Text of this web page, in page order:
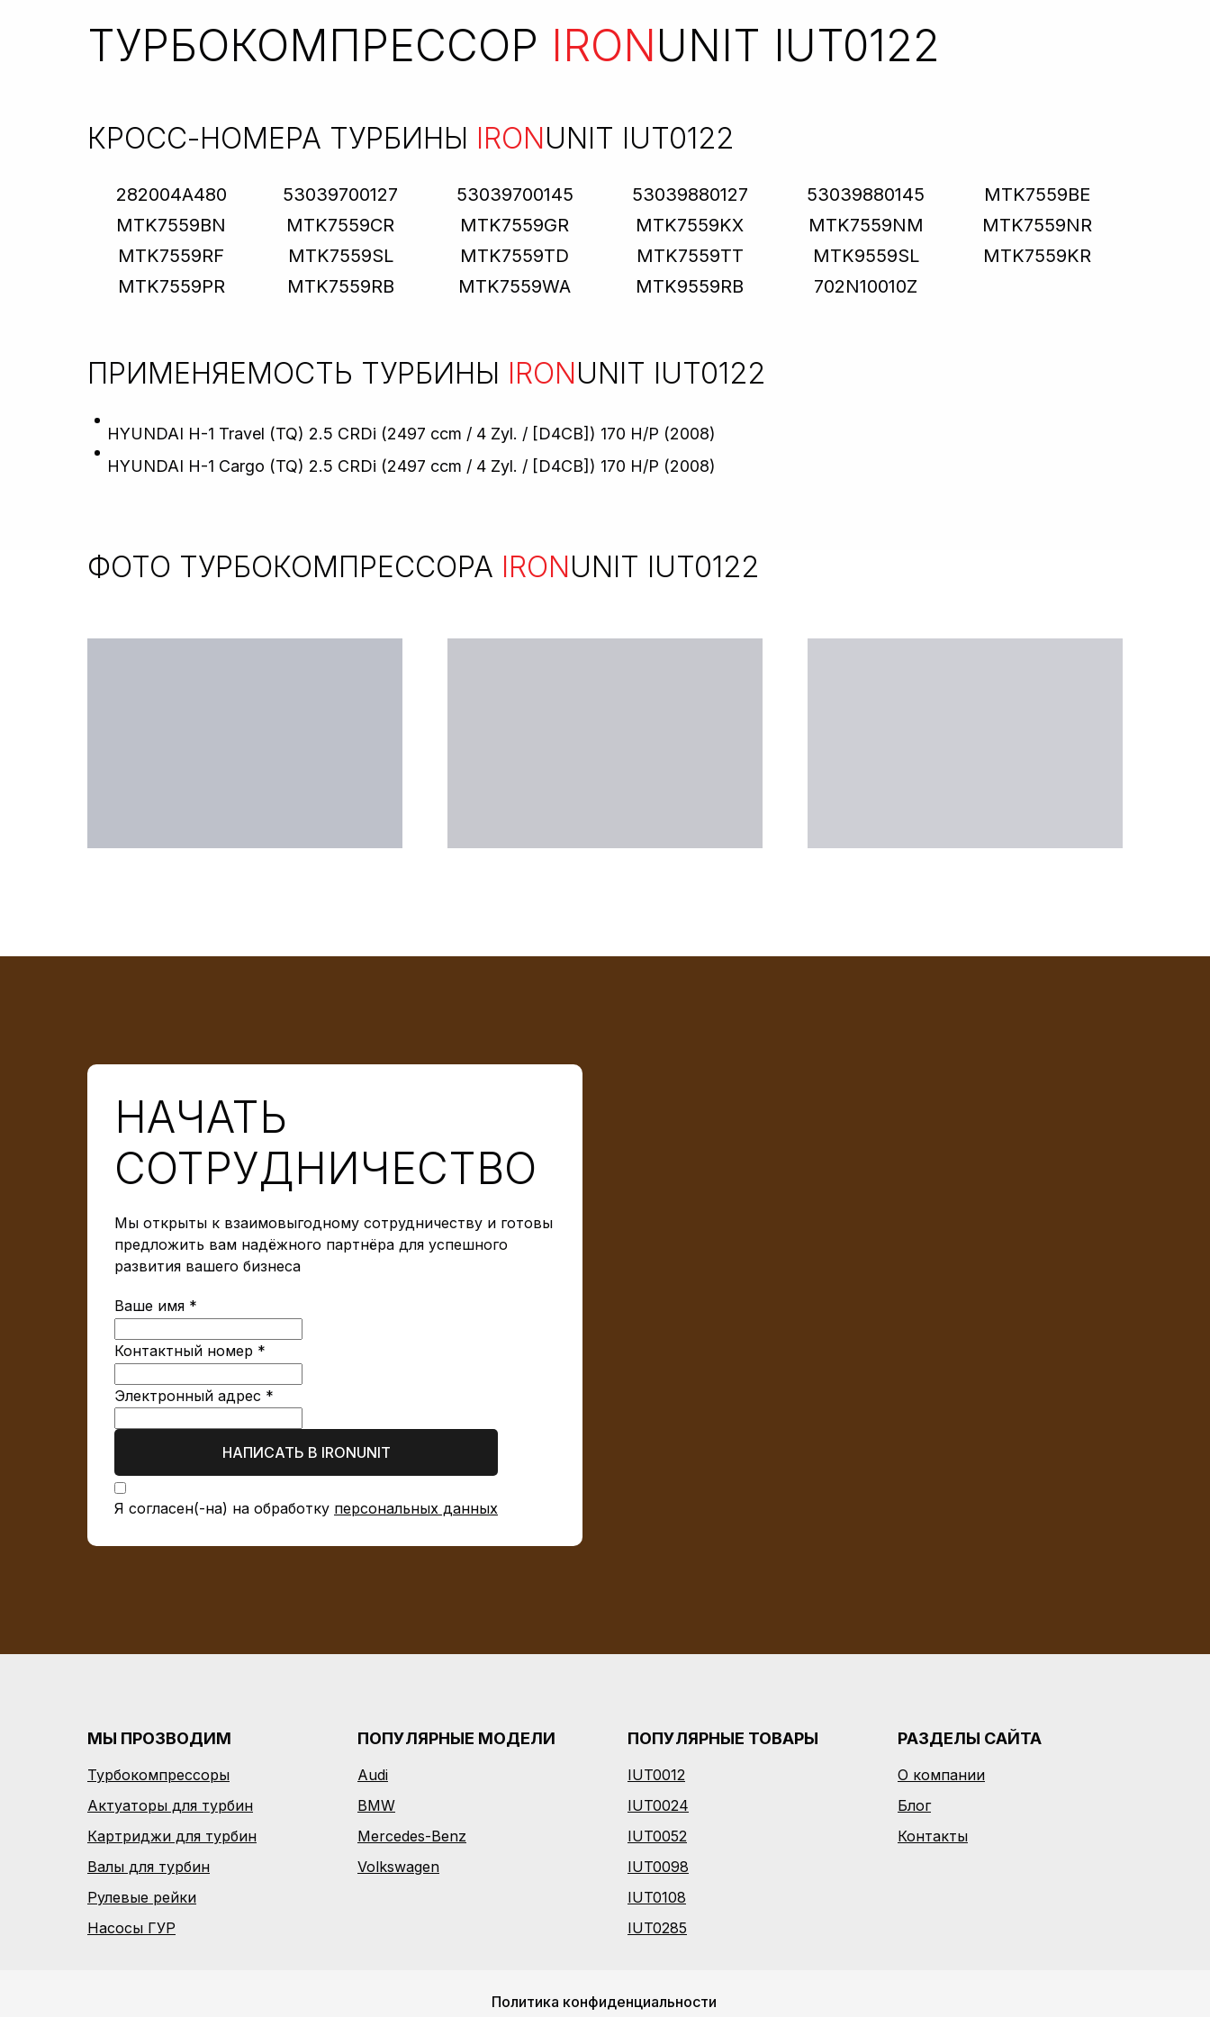
ТУРБОКОМПРЕССОР IRONUNIT IUT0122
КРОСС-НОМЕРА ТУРБИНЫ IRONUNIT IUT0122
282004A480 53039700127 53039700145 53039880127 53039880145
MTK7559BE
MTK7559BN
MTK7559CR MTK7559GR MTK7559KX MTK7559NM
MTK7559NR
MTK7559RF
MTK7559SL MTK7559TD MTK7559TT MTK9559SL
MTK7559KR
MTK7559PR
MTK7559RB MTK7559WA MTK9559RB 702N10010Z
ПРИМЕНЯЕМОСТЬ ТУРБИНЫ IRONUNIT IUT0122
HYUNDAI H-1 Travel (TQ) 2.5 CRDi (2497 ccm / 4 Zyl. / [D4CB]) 170 H/P (2008)
HYUNDAI H-1 Cargo (TQ) 2.5 CRDi (2497 ccm / 4 Zyl. / [D4CB]) 170 H/P (2008)
ФОТО ТУРБОКОМПРЕССОРА IRONUNIT IUT0122
НАЧАТЬ
СОТРУДНИЧЕСТВО
Мы открыты к взаимовыгодному сотрудничеству и готовы
предложить вам надёжного партнёра для успешного
развития вашего бизнеса
Ваше имя *
Контактный номер *
Электронный адрес *
НАПИСАТЬ В IRONUNIT
Я согласен(-на) на обработку персональных данных
МЫ ПРОЗВОДИМ
Турбокомпрессоры
Актуаторы для турбин
Картриджи для турбин
Валы для турбин
Рулевые рейки
Насосы ГУР
ПОПУЛЯРНЫЕ МОДЕЛИ
Audi
BMW
Mercedes-Benz
Volkswagen
ПОПУЛЯРНЫЕ ТОВАРЫ
IUT0012
IUT0024
IUT0052
IUT0098
IUT0108
IUT0285
РАЗДЕЛЫ САЙТА
О компании
Блог
Контакты
Политика конфиденциальности